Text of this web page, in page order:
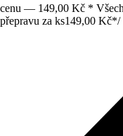
cenu — 149,00 Kč *
přepravu za ks149,00 Kč*/